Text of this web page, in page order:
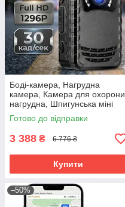
Боді-камера, Нагрудна
камера, Камера для охорони
нагрудна, Шпигунська міні
камера з великим часом
запису, RYH
Готово до відправки
3 388 ₴ 6 776 ₴
Купити
–50%